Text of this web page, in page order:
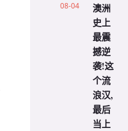
08-04
澳洲
史上
最震
撼逆
袭!这
个流
浪汉,
最后
当上